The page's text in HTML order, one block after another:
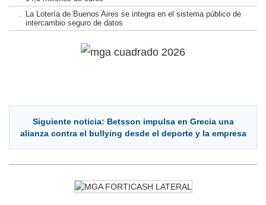
.
La Lotería de Buenos Aires se integra en el sistema público de
intercambio seguro de datos
Siguiente noticia: Betsson impulsa en Grecia una
alianza contra el bullying desde el deporte y la empresa